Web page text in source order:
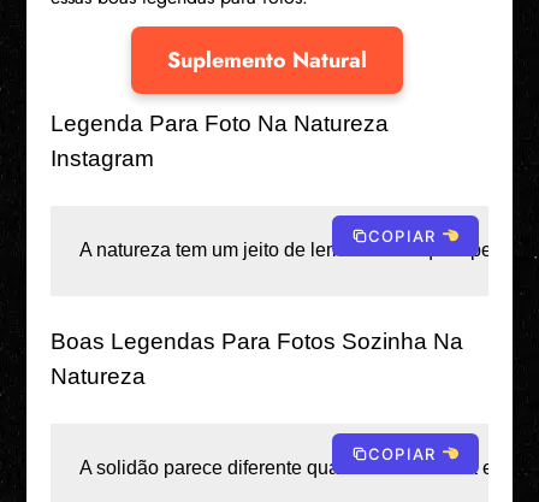
Suplemento Natural
Legenda Para Foto Na Natureza
Instagram
A natureza tem um jeito de lembrá-lo de quão
COPIAR
Boas Legendas Para Fotos Sozinha Na
Natureza
A solidão parece diferente quando a terra vibra em
COPIAR